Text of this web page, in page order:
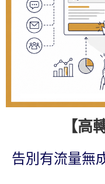
【高
告別有流量無